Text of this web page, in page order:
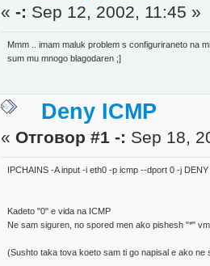
«-: Sep 12, 2002, 11:45 »
Mmm .. imam maluk problem s configuriraneto na
sum mu mnogo blagodaren ;]
Deny ICMP
« Отговор #1 -: Sep 18,
IPCHAINS -A input -i eth0 -p icmp --dport 0 -j DENY
Kadeto "0" e vida na ICMP
Ne sam siguren, no spored men ako pishesh "*"
(Sushto taka tova koeto sam ti go napisal e ako